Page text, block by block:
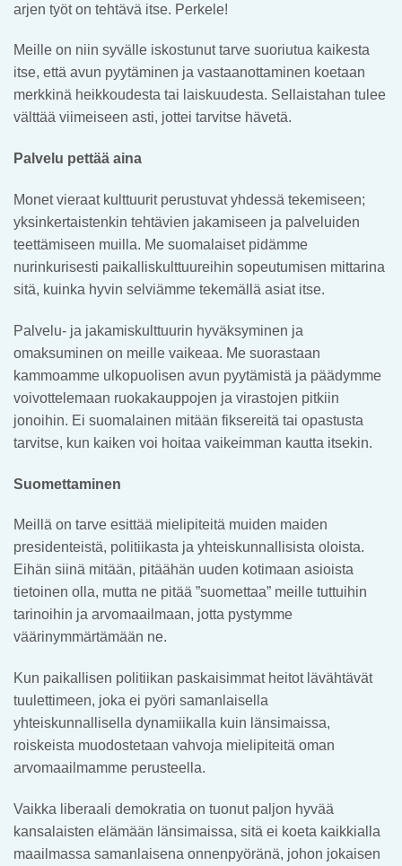
arjen työt on tehtävä itse. Perkele!
Meille on niin syvälle iskostunut tarve suoriutua kaikesta
itse, että avun pyytäminen ja vastaanottaminen koetaan
merkkinä heikkoudesta tai laiskuudesta. Sellaistahan tulee
välttää viimeiseen asti, jottei tarvitse hävetä.
Palvelu pettää aina
Monet vieraat kulttuurit perustuvat yhdessä tekemiseen;
yksinkertaistenkin tehtävien jakamiseen ja palveluiden
teettämiseen muilla. Me suomalaiset pidämme
nurinkurisesti paikalliskulttuureihin sopeutumisen mittarina
sitä, kuinka hyvin selviämme tekemällä asiat itse.
Palvelu- ja jakamiskulttuurin hyväksyminen ja
omaksuminen on meille vaikeaa. Me suorastaan
kammoamme ulkopuolisen avun pyytämistä ja päädymme
voivottelemaan ruokakauppojen ja virastojen pitkiin
jonoihin. Ei suomalainen mitään fiksereitä tai opastusta
tarvitse, kun kaiken voi hoitaa vaikeimman kautta itsekin.
Suomettaminen
Meillä on tarve esittää mielipiteitä muiden maiden
presidenteistä, politiikasta ja yhteiskunnallisista oloista.
Eihän siinä mitään, pitäähän uuden kotimaan asioista
tietoinen olla, mutta ne pitää ”suomettaa” meille tuttuihin
tarinoihin ja arvomaailmaan, jotta pystymme
väärinymmärtämään ne.
Kun paikallisen politiikan paskaisimmat heitot lävähtävät
tuulettimeen, joka ei pyöri samanlaisella
yhteiskunnallisella dynamiikalla kuin länsimaissa,
roiskeista muodostetaan vahvoja mielipiteitä oman
arvomaailmamme perusteella.
Vaikka liberaali demokratia on tuonut paljon hyvää
kansalaisten elämään länsimaissa, sitä ei koeta kaikkialla
maailmassa samanlaisena onnenpyöränä, johon jokaisen